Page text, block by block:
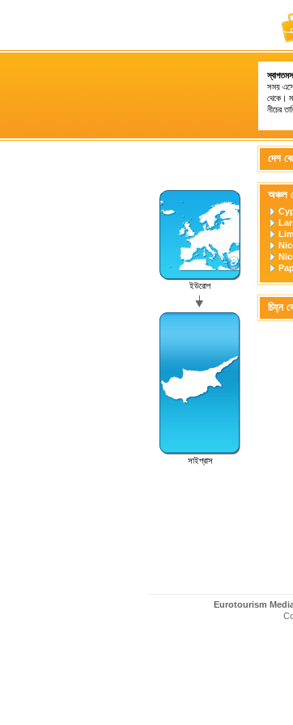
সময় এসে
থেকে।
নীচের
ইউরোপ
সাইপ্রাস
দেশ
অঞ্চল
চিহ্ন
Eurotourism